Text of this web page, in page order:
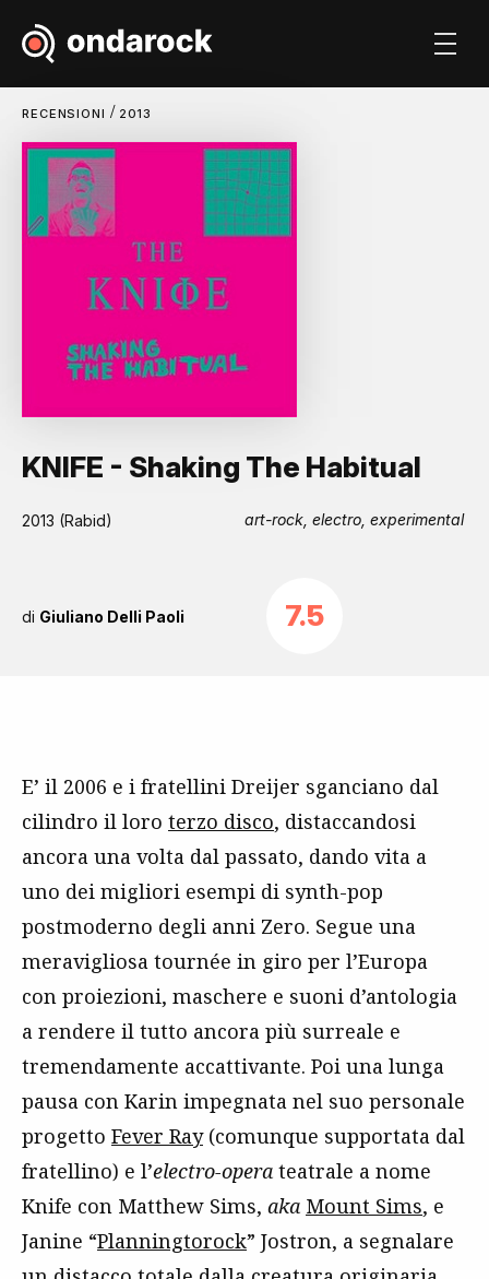
RECENSIONI / 2013
KNIFE - Shaking The Habitual
2013 (Rabid) art-rock, electro, experimental
di Giuliano Delli Paoli 7.5
E’ il 2006 e i fratellini Dreijer sganciano dal
cilindro il loro terzo disco, distaccandosi
ancora una volta dal passato, dando vita a
uno dei migliori esempi di synth-pop
postmoderno degli anni Zero. Segue una
meravigliosa tournée in giro per l’Europa
con proiezioni, maschere e suoni d’antologia
a rendere il tutto ancora più surreale e
tremendamente accattivante. Poi una lunga
pausa con Karin impegnata nel suo personale
progetto Fever Ray(comunque supportata dal
fratellino) e l’electro-opera teatrale a nome
Knife con Matthew Sims, aka Mount Sims, e
Janine “Planningtorock” Jostron, a segnalare